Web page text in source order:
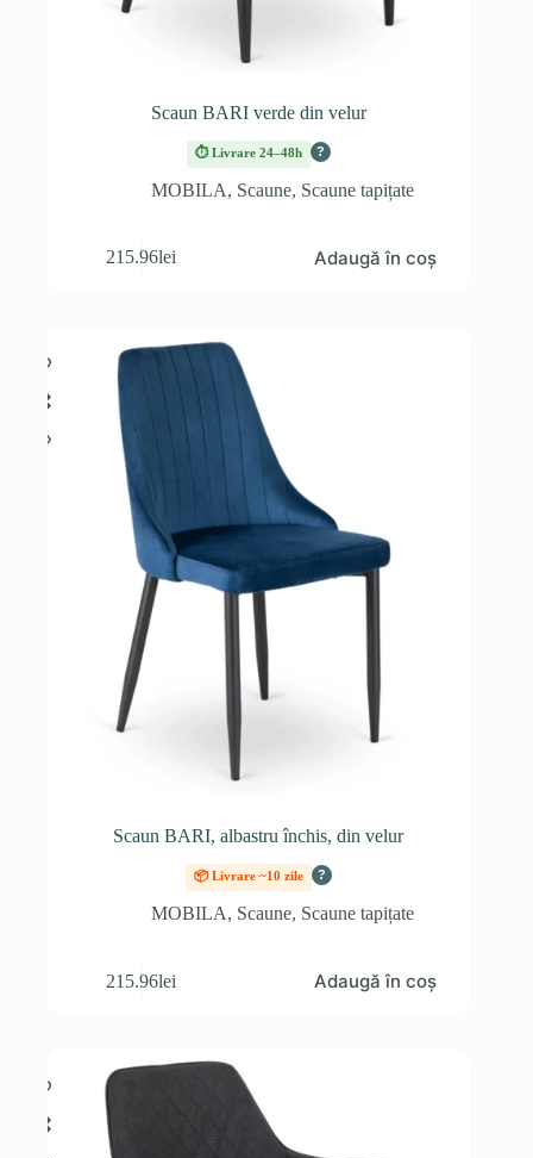
Scaun BARI verde din velur
⏱ Livrare 24–48h ?
MOBILA, Scaune, Scaune tapițate
215.96lei Adaugă în coș
Scaun BARI, albastru închis, din velur
📦 Livrare ~10 zile ?
MOBILA, Scaune, Scaune tapițate
215.96lei Adaugă în coș